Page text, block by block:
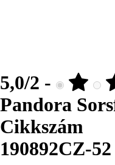
5,0/2 -
Pandora
Cikkszám
190892CZ-52